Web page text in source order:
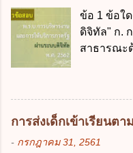
โปร่งใสแ
บัญญัติวิธีก
ให้การบริห
กฎหมายที่
ธรรมเนีย
เพื่อการน
ข้อใด ก.
ข. เพื่อป็น
ถิ่น ค. มีเห
ข้อ 1 ข้อใ
ดิจิทัล" ก.
สาธารณะ
การบริหา
ข้อมูลภาค
หนึ่ง เพื่อ
พัฒนารัฐ
การบริหา
การส่งเด็กเข้าเรียนต
- กรกฎาคม 31, 2561